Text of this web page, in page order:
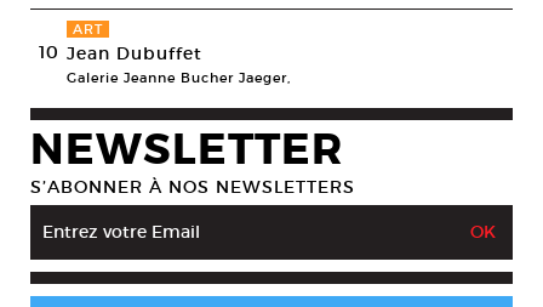
10
ART
Jean Dubuffet
Galerie Jeanne Bucher Jaeger,
NEWSLETTER
S’ABONNER À NOS NEWSLETTERS